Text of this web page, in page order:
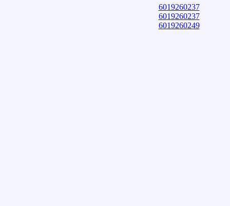
6019260237
6019260237
6019260249